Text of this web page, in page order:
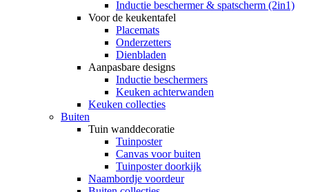
Inductie beschermer & spatscherm (2in1)
Voor de keukentafel
Placemats
Onderzetters
Dienbladen
Aanpasbare designs
Inductie beschermers
Keuken achterwanden
Keuken collecties
Buiten
Tuin wanddecoratie
Tuinposter
Canvas voor buiten
Tuinposter doorkijk
Naambordje voordeur